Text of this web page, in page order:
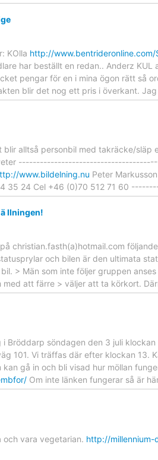
KOlla http://www.bentrideronline.com/
har beställt en redan.. Anderz
pengar för en i mina ögon rätt så
blir det nog ett pris i överkant.
alltså personbil med takräcke/
www.bildelning.nu Peter
35 24 Cel +46 (0)70 512 71 60
llningen!
christian.fasth(a)hotmail.com
och bilen är den ultimata
> Män som inte följer gruppen
att färre > väljer att ta körkort.
Bröddarp söndagen den 3 juli
101. Vi träffas där efter klockan 13.
gå in och bli visad hur möllan
Om inte länken fungerar så är
och vara vegetarian. http://